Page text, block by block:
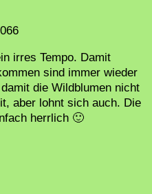
irres Tempo. Damit
sind immer wieder
die Wildblumen nicht
aber lohnt sich auch. Die
herrlich 🙂